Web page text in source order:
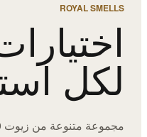
ROYAL SMELLS
لكل